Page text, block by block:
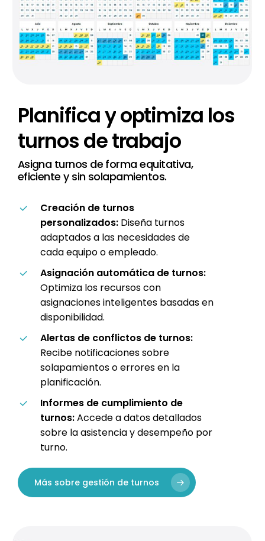
Planificayoptimiza los
turnosdetrabajo
Asigna turnos de forma equitativa,
eficiente y sin solapamientos.
Creación de turnos
personalizados:Diseña turnos
adaptados a las necesidades de
cada equipo o empleado.
Asignación automática de turnos:
Optimiza los recursos con
asignaciones inteligentes basadas en
disponibilidad.
Alertas de conflictos de turnos:
Recibe notificaciones sobre
solapamientos o errores en la
planificación.
Informes de cumplimiento de
turnos:Accede a datos detallados
sobre la asistencia y desempeño por
turno.
Más sobre gestión de turnos